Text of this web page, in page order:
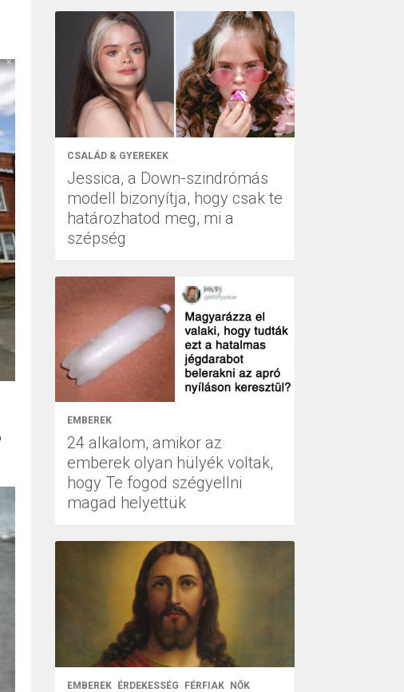
CSALÁD & GYEREKEK
Jessica, a Down-szindrómás
modell bizonyítja, hogy csak te
határozhatod meg, mi a
szépség
EMBEREK
24 alkalom, amikor az
emberek olyan hülyék voltak,
hogy Te fogod szégyellni
magad helyettük
EMBEREK ÉRDEKESSÉG FÉRFIAK NŐK